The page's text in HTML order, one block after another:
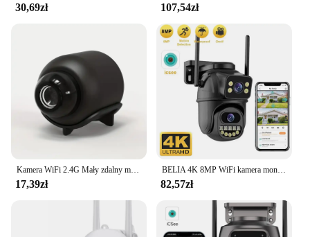
30,69zł 107,54zł
17,39zł
BELIA 4K 8MP WiFi kamera monitorująca, podwójny obiektyw, 4-krotny zoom cyfrowy, wykrywanie człowieka AI, ONVIF, zewnętrzne kamery PTZ IP
82,57zł